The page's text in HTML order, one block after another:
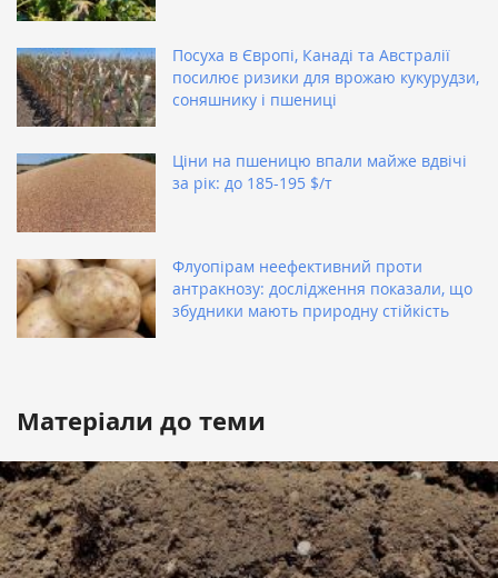
Посуха в Європі, Канаді та Австралії
посилює ризики для врожаю кукурудзи,
соняшнику і пшениці
Ціни на пшеницю впали майже вдвічі
за рік: до 185-195 $/т
Флуопірам неефективний проти
антракнозу: дослідження показали, що
збудники мають природну стійкість
Матеріали до теми